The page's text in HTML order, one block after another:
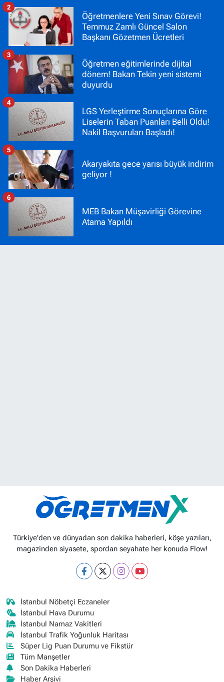
Öğretmenlere Yeni Sınav Görevi!
Temmuz Zamlı Güncel Salon
Başkanı Gözetmen Ücretleri
2
Öğretmen eğitimlerinde dijital
dönem! Bakan Tekin yeni sistemi
duyurdu
3
LGS Yerleştirme Sonuçlarına Göre
Liselerin Taban Puanları Belli Oldu!
Nakil Başvuruları Başladı!
4
Akaryakıta gece yarısı büyük indirim
geliyor !
5
MEB Bakan Müşavirliği Görevine
Atama Yapıldı
6
Türkiye'den ve dünyadan son dakika haberleri, köşe yazıları,
magazinden siyasete, spordan seyahate her konuda Flow!
İstanbul Nöbetçi Eczaneler
İstanbul Hava Durumu
İstanbul Namaz Vakitleri
İstanbul Trafik Yoğunluk Haritası
Süper Lig Puan Durumu ve Fikstür
Tüm Manşetler
Son Dakika Haberleri
Haber Arşivi